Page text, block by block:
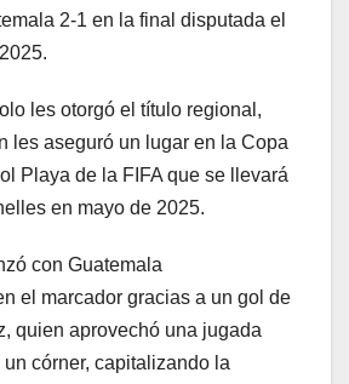
2-1 en la final disputada el
les otorgó el título regional,
les aseguró un lugar en la Copa
Playa de la FIFA que se llevará
en mayo de 2025.
con Guatemala
el marcador gracias a un gol de
quien aprovechó una jugada
córner, capitalizando la